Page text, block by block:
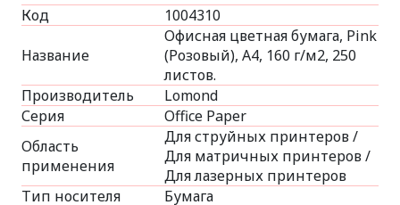
Код 1004310
Название
Офисная цветная бумага, Pink
(Розовый), A4, 160 г/м2, 250
листов.
Производитель
Lomond
Серия
Office Paper
Область
применения
Для струйных принтеров /
Для матричных принтеров /
Для лазерных принтеров
Тип носителя
Бумага